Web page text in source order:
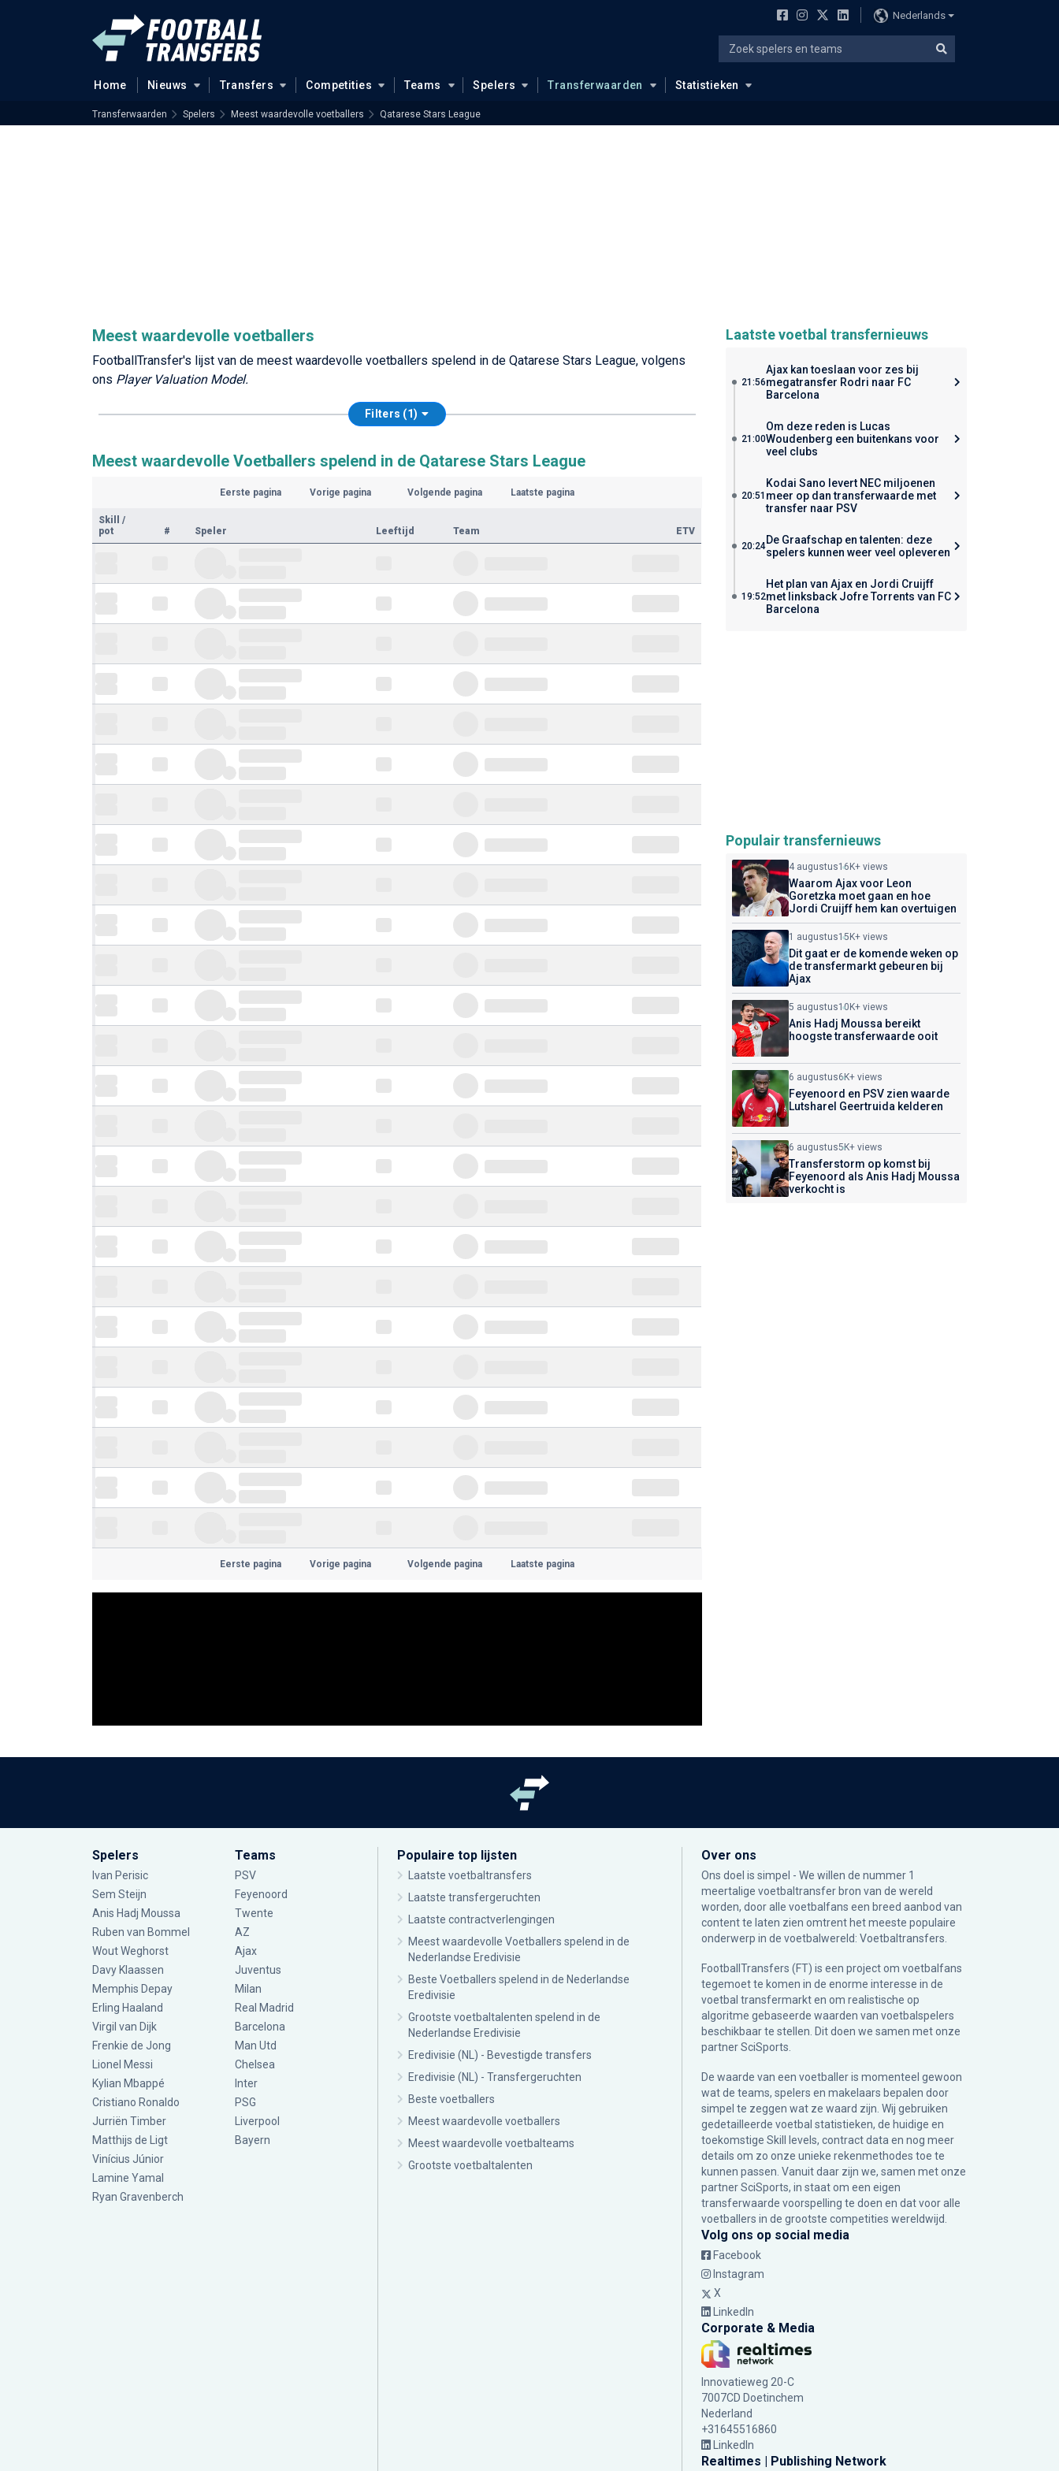
Nederlands
Home Nieuws Transfers Competities Teams Spelers Transferwaarden Statistieken
Transferwaarden Spelers Meest waardevolle voetballers Qatarese Stars League
Meest waardevolle voetballers
FootballTransfer's lijst van de meest waardevolle voetballers spelend in de Qatarese Stars League, volgens
ons Player Valuation Model.
Filters (1)
Meest waardevolle Voetballers spelend in de Qatarese Stars League
Eerste pagina Vorige pagina Volgende pagina Laatste pagina
Skill
/
pot
# Speler Leeftijd Team ETV
Eerste pagina Vorige pagina Volgende pagina Laatste pagina
Laatste voetbal transfernieuws
21:56
Ajax kan toeslaan voor zes bij
megatransfer Rodri naar FC
Barcelona
21:00
Om deze reden is Lucas
Woudenberg een buitenkans voor
veel clubs
20:51
Kodai Sano levert NEC miljoenen
meer op dan transferwaarde met
transfer naar PSV
20:24De Graafschap en talenten: deze
spelers kunnen weer veel opleveren
19:52
Het plan van Ajax en Jordi Cruijff
met linksback Jofre Torrents van FC
Barcelona
Populair transfernieuws
4 augustus16K+ views
Waarom Ajax voor Leon
Goretzka moet gaan en hoe
Jordi Cruijff hem kan overtuigen
1 augustus15K+ views
Dit gaat er de komende weken op
de transfermarkt gebeuren bij
Ajax
5 augustus10K+ views
Anis Hadj Moussa bereikt
hoogste transferwaarde ooit
6 augustus6K+ views
Feyenoord en PSV zien waarde
Lutsharel Geertruida kelderen
6 augustus5K+ views
Transferstorm op komst bij
Feyenoord als Anis Hadj Moussa
verkocht is
Spelers
Ivan Perisic
Sem Steijn
Anis Hadj Moussa
Ruben van Bommel
Wout Weghorst
Davy Klaassen
Memphis Depay
Erling Haaland
Virgil van Dijk
Frenkie de Jong
Lionel Messi
Kylian Mbappé
Cristiano Ronaldo
Jurriën Timber
Matthijs de Ligt
Vinícius Júnior
Lamine Yamal
Ryan Gravenberch
Teams
PSV
Feyenoord
Twente
AZ
Ajax
Juventus
Milan
Real Madrid
Barcelona
Man Utd
Chelsea
Inter
PSG
Liverpool
Bayern
Populaire top lijsten
Laatste voetbaltransfers
Laatste transfergeruchten
Laatste contractverlengingen
Meest waardevolle Voetballers spelend in de
Nederlandse Eredivisie
Beste Voetballers spelend in de Nederlandse
Eredivisie
Grootste voetbaltalenten spelend in de
Nederlandse Eredivisie
Eredivisie (NL) - Bevestigde transfers
Eredivisie (NL) - Transfergeruchten
Beste voetballers
Meest waardevolle voetballers
Meest waardevolle voetbalteams
Grootste voetbaltalenten
Over ons
Ons doel is simpel - We willen de nummer 1
meertalige voetbaltransfer bron van de wereld
worden, door alle voetbalfans een breed aanbod van
content te laten zien omtrent het meeste populaire
onderwerp in de voetbalwereld: Voetbaltransfers.
FootballTransfers (FT) is een project om voetbalfans
tegemoet te komen in de enorme interesse in de
voetbal transfermarkt en om realistische op
algoritme gebaseerde waarden van voetbalspelers
beschikbaar te stellen. Dit doen we samen met onze
partnerSciSports
De waarde van een voetballer is momenteel gewoon
wat de teams, spelers en makelaars bepalen door
simpel te zeggen wat ze waard zijn. Wij gebruiken
gedetailleerde voetbal statistieken, de huidige en
toekomstige Skill levels, contract data en nog meer
details om zo onze unieke rekenmethodes toe te
kunnen passen. Vanuit daar zijn we, samen met onze
partner SciSports, in staat om een eigen
transferwaarde voorspelling te doen en dat voor alle
voetballers in de grootste competities wereldwijd.
Volg ons op social media
Facebook
Instagram
X
LinkedIn
Corporate & Media
Innovatieweg 20-C
7007CD Doetinchem
Nederland
+31645516860
LinkedIn
Realtimes | Publishing Network